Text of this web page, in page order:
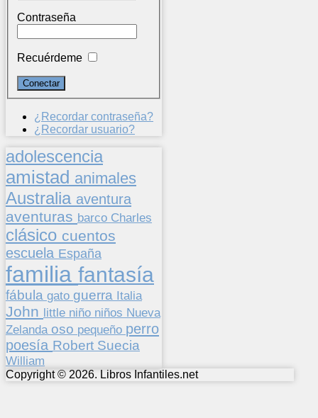
Contraseña
Recuérdeme
¿Recordar contraseña?
¿Recordar usuario?
adolescencia
amistad animales
Australia aventura
aventuras barco Charles
clásico cuentos
escuela España
familia fantasía
fábula gato guerra Italia
John little niño niños Nueva
Zelanda oso pequeño perro
poesía Robert Suecia
William
Copyright © 2026. Libros Infantiles.net